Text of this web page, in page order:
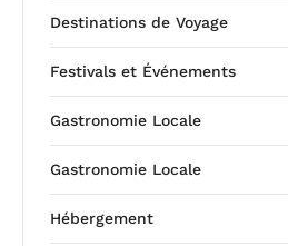
Destinations de Voyage
Festivals et Événements
Gastronomie Locale
Gastronomie Locale
Hébergement